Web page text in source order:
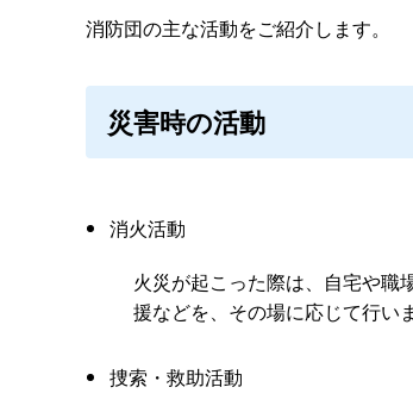
消防団の主な活動をご紹介します。
災害時の活動
消火活動
火災が起こった際は、自宅や職
援などを、その場に応じて行いま
捜索・救助活動